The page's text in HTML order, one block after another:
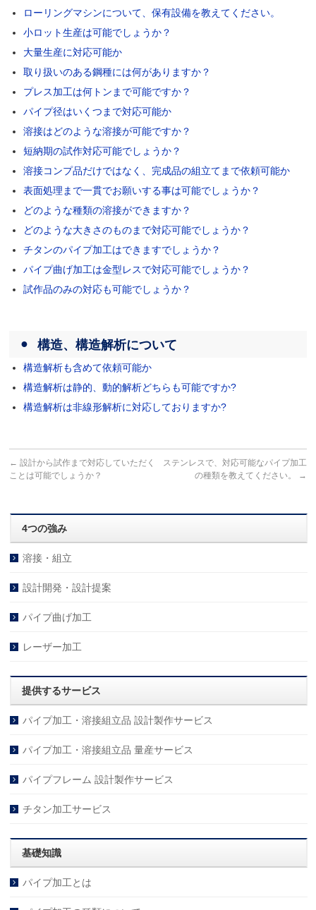
ローリングマシンについて、保有設備を教えてください。
小ロット生産は可能でしょうか？
大量生産に対応可能か
取り扱いのある鋼種には何がありますか？
プレス加工は何トンまで可能ですか？
パイプ径はいくつまで対応可能か
溶接はどのような溶接が可能ですか？
短納期の試作対応可能でしょうか？
溶接コンプ品だけではなく、完成品の組立てまで依頼可能か
表面処理まで一貫でお願いする事は可能でしょうか？
どのような種類の溶接ができますか？
どのような大きさのものまで対応可能でしょうか？
チタンのパイプ加工はできますでしょうか？
パイプ曲げ加工は金型レスで対応可能でしょうか？
試作品のみの対応も可能でしょうか？
構造、構造解析について
構造解析も含めて依頼可能か
構造解析は静的、動的解析どちらも可能ですか?
構造解析は非線形解析に対応しておりますか?
← 設計から試作まで対応していただく
ことは可能でしょうか？
ステンレスで、対応可能なパイプ加工
の種類を教えてください。
→
4つの強み
溶接・組立
設計開発・設計提案
パイプ曲げ加工
レーザー加工
提供するサービス
パイプ加工・溶接組立品 設計製作サービス
パイプ加工・溶接組立品 量産サービス
パイプフレーム 設計製作サービス
チタン加工サービス
基礎知識
パイプ加工とは